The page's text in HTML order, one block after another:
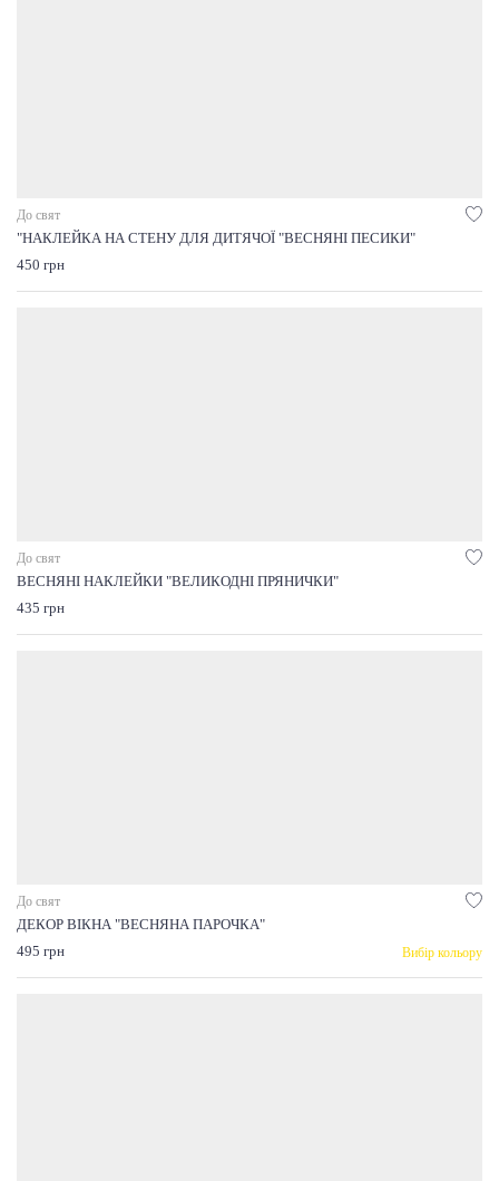
До свят
"НАКЛЕЙКА НА СТЕНУ ДЛЯ ДИТЯЧОЇ "ВЕСНЯНІ ПЕСИКИ"
450 грн
До свят
ВЕСНЯНІ НАКЛЕЙКИ "ВЕЛИКОДНІ ПРЯНИЧКИ"
435 грн
До свят
ДЕКОР ВІКНА "ВЕСНЯНА ПАРОЧКА"
495 грн
Вибір кольору